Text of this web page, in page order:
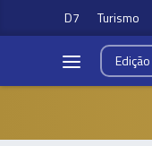
D7 Turismo
Edição